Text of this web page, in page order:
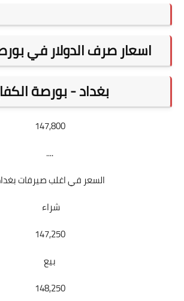
اسعار صرف الدولار في
بغداد - بورصة
147,800
....
السعر في اغلب صيرفات
شراء
147,250
بيع
148,250